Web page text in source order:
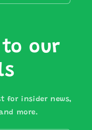
to our
for insider news,
more.